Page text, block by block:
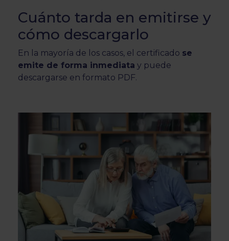
Cuánto tarda en emitirse y
cómo descargarlo
En la mayoría de los casos, el certificado se
emite de forma inmediata y puede
descargarse en formato PDF.